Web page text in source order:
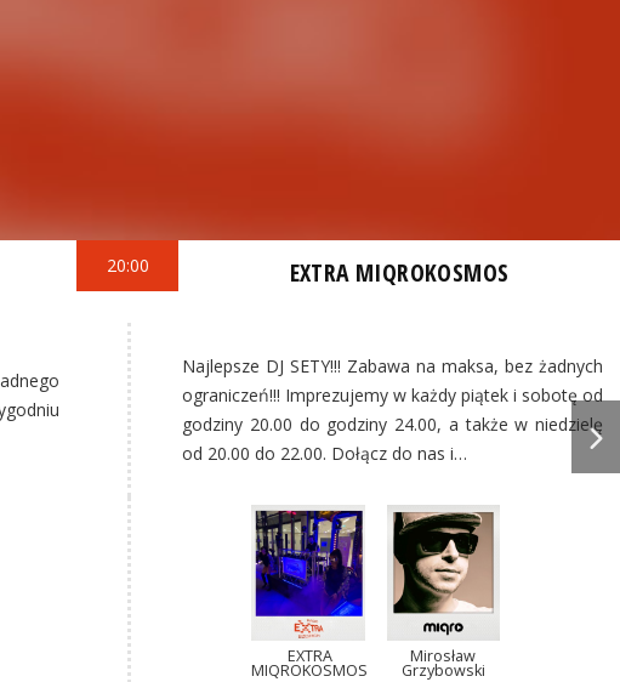
20:00 EXTRA MIQROKOSMOS
Najlepsze DJ SETY!!! Zabawa na maksa, bez żadnych
ograniczeń!!! Imprezujemy w każdy piątek i sobotę od
godziny 20.00 do godziny 24.00, a także w niedzielę
od 20.00 do 22.00. Dołącz do nas i…
EXTRA
MIQROKOSMOS
Mirosław
Grzybowski